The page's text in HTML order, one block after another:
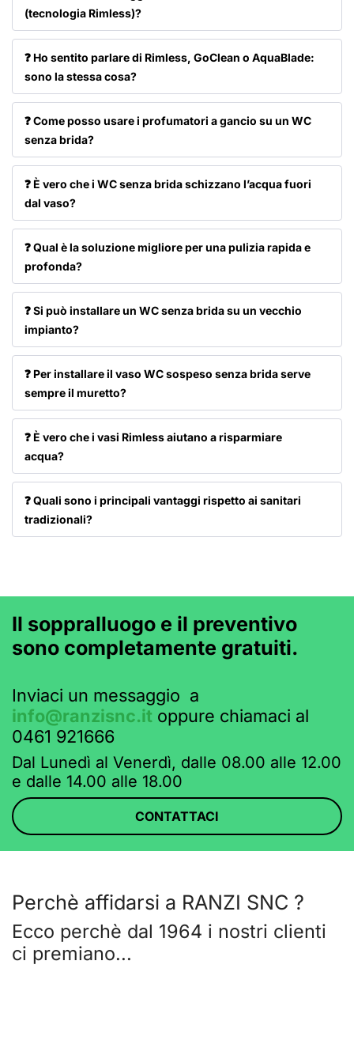
(tecnologia Rimless)?
❓ Ho sentito parlare di Rimless, GoClean o AquaBlade:
sono la stessa cosa?
❓ Come posso usare i profumatori a gancio su un WC
senza brida?
❓ È vero che i WC senza brida schizzano l’acqua fuori
dal vaso?
❓ Qual è la soluzione migliore per una pulizia rapida e
profonda?
❓ Si può installare un WC senza brida su un vecchio
impianto?
❓ Per installare il vaso WC sospeso senza brida serve
sempre il muretto?
❓ È vero che i vasi Rimless aiutano a risparmiare
acqua?
❓ Quali sono i principali vantaggi rispetto ai sanitari
tradizionali?
Il soppralluogo e il preventivo
sono completamente gratuiti.
Inviaci un messaggio a
info@ranzisnc.it oppure chiamaci al
0461 921666
Dal Lunedì al Venerdì, dalle 08.00 alle 12.00
e dalle 14.00 alle 18.00
CONTATTACI
Perchè affidarsi a RANZI SNC ?
Ecco perchè dal 1964 i nostri clienti
ci premiano...